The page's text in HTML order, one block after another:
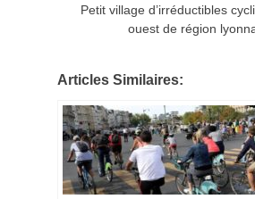
Petit village d’irréductibles
ouest de région
Articles Similaires: